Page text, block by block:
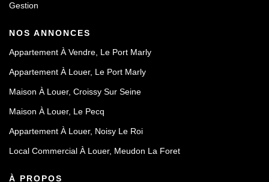
Gestion
NOS ANNONCES
Appartement À Vendre, Le Port Marly
Appartement À Louer, Le Port Marly
Maison À Louer, Croissy Sur Seine
Maison À Louer, Le Pecq
Appartement À Louer, Noisy Le Roi
Local Commercial À Louer, Meudon La Foret
À PROPOS